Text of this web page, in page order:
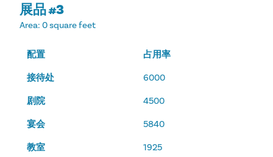
展品 #3
Area: 0 square feet
配置
占用率
接待处
6000
剧院
4500
宴会
5840
教室
1925